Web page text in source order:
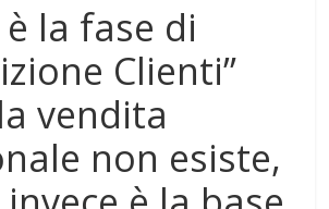
la fase di
Clienti”
vendita
non esiste,